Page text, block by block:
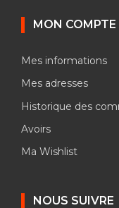
MON COMPTE
Mes informations
Mes adresses
Historique des
Avoirs
Ma Wishlist
NOUS SUIVRE